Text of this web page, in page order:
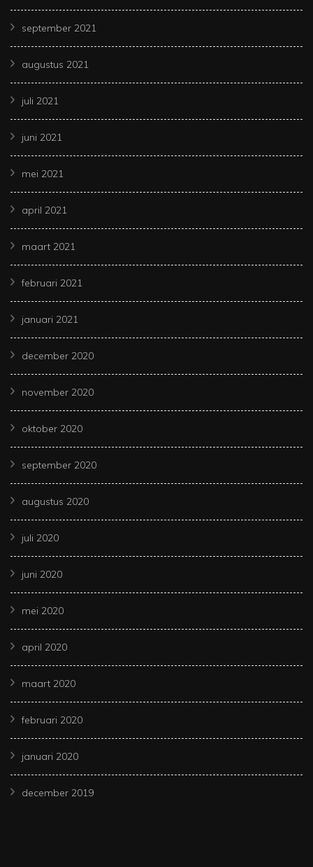
september 2021
augustus 2021
juli 2021
juni 2021
mei 2021
april 2021
maart 2021
februari 2021
januari 2021
december 2020
november 2020
oktober 2020
september 2020
augustus 2020
juli 2020
juni 2020
mei 2020
april 2020
maart 2020
februari 2020
januari 2020
december 2019